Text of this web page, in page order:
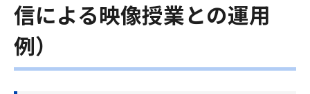
信による映像授業との運用
例）